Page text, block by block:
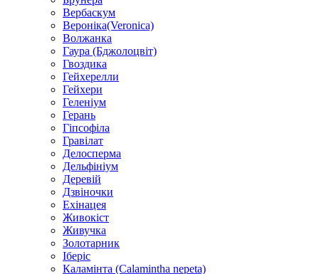
Вербаскум
Вероніка(Veronica)
Волжанка
Гаура (Бджолоцвіт)
Гвоздика
Гейхерелли
Гейхери
Геленіум
Герань
Гіпсофіла
Гравілат
Делосперма
Дельфініум
Деревій
Дзвіночки
Ехінацея
Живокіст
Живучка
Золотарник
Іберіс
Каламінта (Calamintha nepeta)